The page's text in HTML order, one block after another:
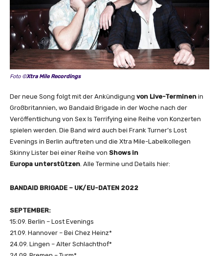
Foto ©Xtra Mile Recordings
Der neue Song folgt mit der Ankündigung von Live-Terminen in
Großbritannien, wo Bandaid Brigade in der Woche nach der
Veröffentlichung von Sex Is Terrifying eine Reihe von Konzerten
spielen werden. Die Band wird auch bei Frank Turner’s Lost
Evenings in Berlin auftreten und die Xtra Mile-Labelkollegen
Skinny Lister bei einer Reihe von Shows in
Europa unterstützen . Alle Termine und Details hier:
BANDAID BRIGADE – UK/EU-DATEN 2022
SEPTEMBER:
15:09. Berlin – Lost Evenings
21.09. Hannover – Bei Chez Heinz*
24.09. Lingen – Alter Schlachthof*